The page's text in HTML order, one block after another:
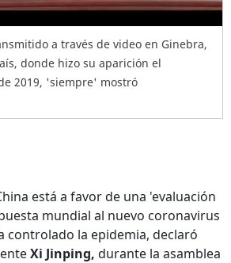
a través de video en Ginebra,
donde hizo su aparición el
2019, 'siempre' mostró
está a favor de una 'evaluación
mundial al nuevo coronavirus
controlado la epidemia, declaró
Xi Jinping, durante la asamblea